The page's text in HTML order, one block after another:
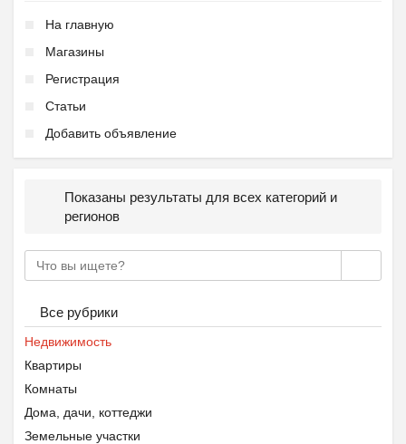
На главную
Магазины
Регистрация
Статьи
Добавить объявление
Показаны результаты для всех категорий и
регионов
Все рубрики
Недвижимость
Квартиры
Комнаты
Дома, дачи, коттеджи
Земельные участки